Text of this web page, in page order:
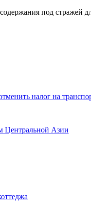
под стражей
налог на
Центральной Азии